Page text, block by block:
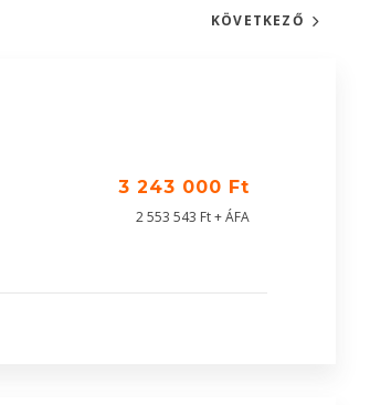
KÖVETKEZŐ
3 243 000 Ft
2 553 543 Ft + ÁFA